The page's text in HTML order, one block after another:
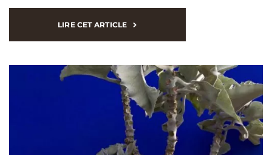
LIRE CET ARTICLE